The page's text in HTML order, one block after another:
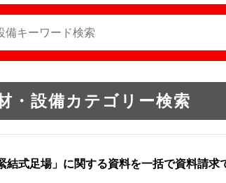
・設備カテゴリー検索
結式足場」に関する資料を一括で資料請求